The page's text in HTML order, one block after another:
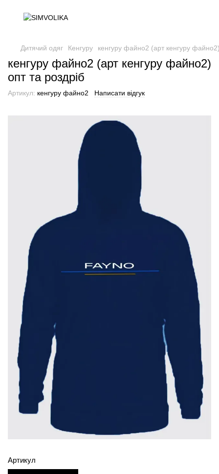
Дитячий одяг Кенгуру кенгуру файно2 (арт кенгуру
кенгуру файно2 (арт кенгуру файно2)
опт та роздріб
Артикул: кенгуру файно2 Написати відгук
Артикул